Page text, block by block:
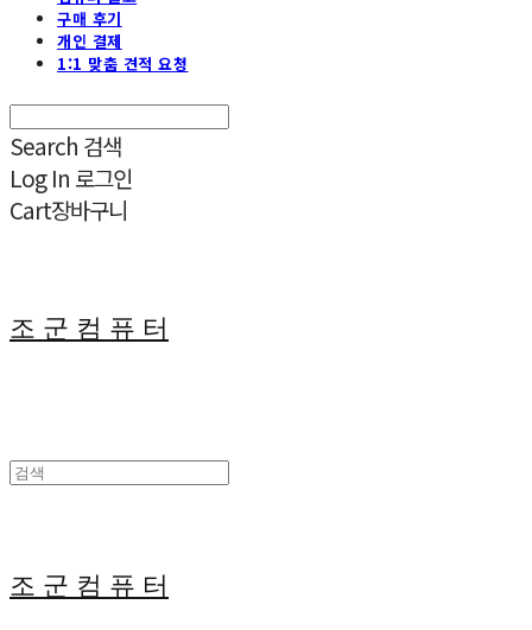
구매 후기
개인 결제
1:1 맞춤 견적 요청
Search 검색
Log In 로그인
Cart장바구니
조 군 컴 퓨 터
조 군 컴 퓨 터